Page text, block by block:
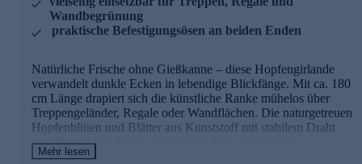
Wandbegrünung
praktische Befestigungsösen an beiden Enden
Natürliche Frische ohne Gießkanne – diese Hopfengirlande
verwandelt dunkle Ecken in lebendige Blickfänge. Mit ca. 180
cm Länge drapiert sich die künstliche Ranke mühelos über
Treppengeländer, Regale oder Wandflächen. Die naturgetreuen
Hopfenblüten und Blätter aus Kunststoff mit stabilem Draht
verleihen jedem Raum eine frische Note, ganz ohne
Pflegeaufwand. Dank der praktischen Ösen an beiden Enden
Mehr lesen